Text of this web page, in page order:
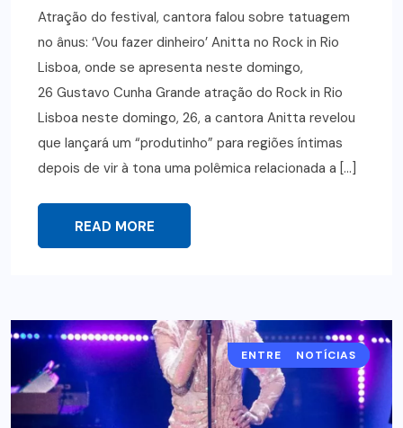
Atração do festival, cantora falou sobre tatuagem
no ânus: ‘Vou fazer dinheiro’ Anitta no Rock in Rio
Lisboa, onde se apresenta neste domingo,
26 Gustavo Cunha Grande atração do Rock in Rio
Lisboa neste domingo, 26, a cantora Anitta revelou
que lançará um “produtinho” para regiões íntimas
depois de vir à tona uma polêmica relacionada a […]
READ MORE
ENTRETENIMENTO
NOTÍCIAS